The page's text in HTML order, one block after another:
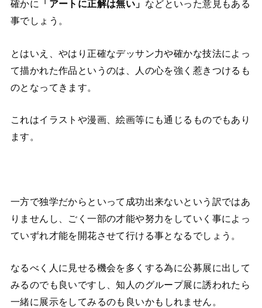
確かに 「アートに正解は無い」 などといった意見もある
事でしょう。
とはいえ、やはり正確なデッサン力や確かな技法によっ
て描かれた作品というのは、人の心を強く惹きつけるも
のとなってきます。
これはイラストや漫画、絵画等にも通じるものでもあり
ます。
一方で独学だからといって成功出来ないという訳ではあ
りませんし、ごく一部の才能や努力をしていく事によっ
ていずれ才能を開花させて行ける事となるでしょう。
なるべく人に見せる機会を多くする為に公募展に出して
みるのでも良いですし、知人のグループ展に誘われたら
一緒に展示をしてみるのも良いかもしれません。